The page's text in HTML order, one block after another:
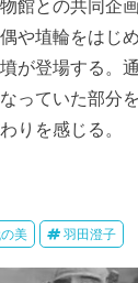
館との共同企
や埴輪をはじ
が登場する。
っていた部分
りを感じる。
美 羽田澄子